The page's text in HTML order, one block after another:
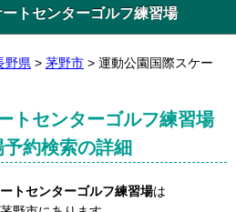
トセンターゴルフ練習場
野県 > 茅野市 > 運動公園国際スケー
トセンターゴルフ練習場
予約検索の詳細
トセンターゴルフ練習場は